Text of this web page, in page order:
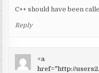
C++ should have been
Reply
<a
href="http://